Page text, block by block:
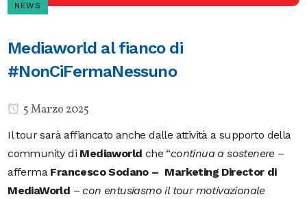
NEWS
Mediaworld al fianco di
#NonCiFermaNessuno
5 Marzo 2025
Il tour sarà affiancato anche dalle attività a supporto della
community di Mediaworld che “continua a sostenere–
afferma Francesco Sodano – Marketing Director di
MediaWorld – con entusiasmo il tour motivazionale